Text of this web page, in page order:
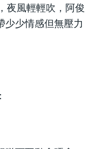
夜風輕輕吹，阿俊
少少情感但無壓力